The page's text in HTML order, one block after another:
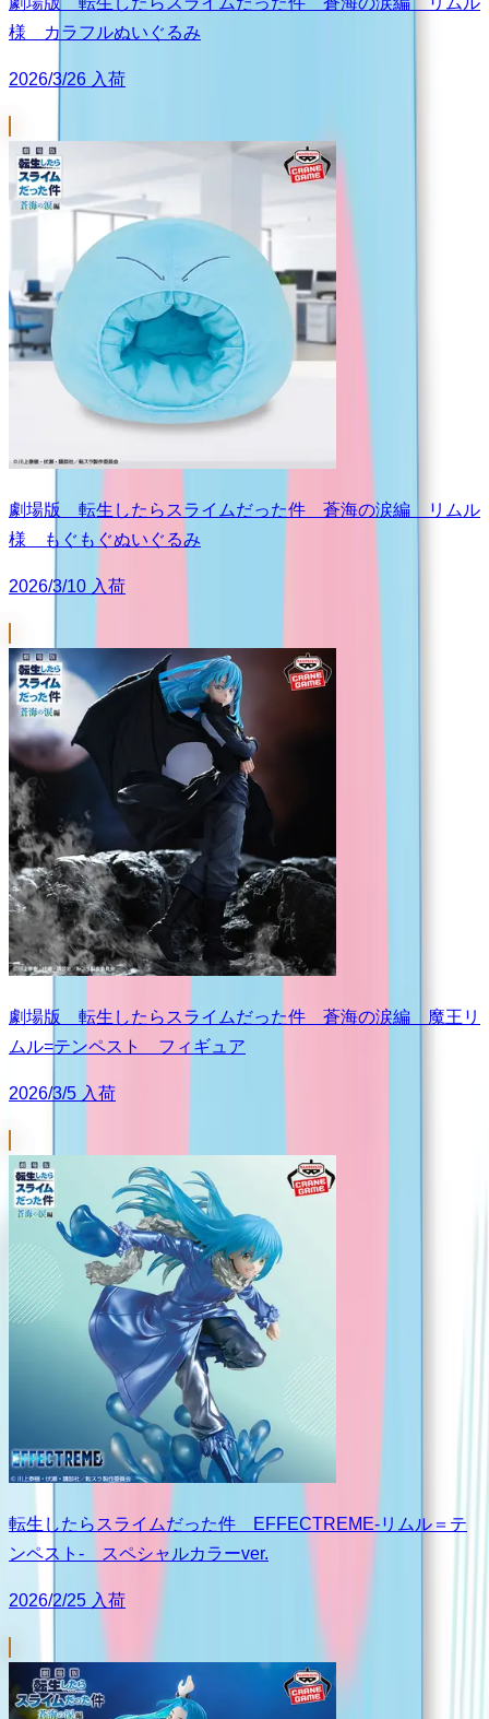
様 カラフルぬいぐるみ
2026/3/26 入荷
劇場版 転生したらスライムだった件 蒼海の涙編 リムル
様 もぐもぐぬいぐるみ
2026/3/10 入荷
劇場版 転生したらスライムだった件 蒼海の涙編 魔王リ
ムル=テンペスト フィギュア
2026/3/5 入荷
転生したらスライムだった件 EFFECTREME-リムル＝テ
ンペスト- スペシャルカラーver.
2026/2/25 入荷